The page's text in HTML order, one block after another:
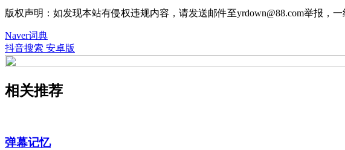
版权声明：如发现本站有侵权违规内容，请发送邮件至yrdown@88.com举报，一
Naver词典
抖音搜索 安卓版
相关推荐
弹幕记忆